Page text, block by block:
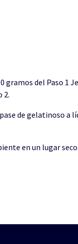
del Paso 1
2.
de gelatinoso
en un lugar seco.